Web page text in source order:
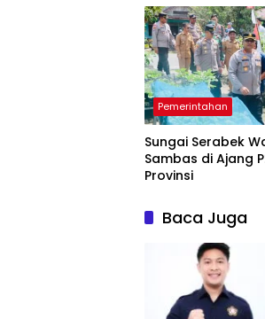
Pemerintahan
Sungai Serabek
Sambas di Ajang
Provinsi
Baca Juga